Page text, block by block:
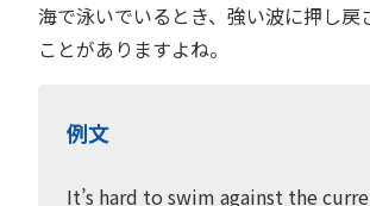
海で泳いでいるとき、強い波に押し戻
ことがありますよね。
例文
It’s hard to swim against the